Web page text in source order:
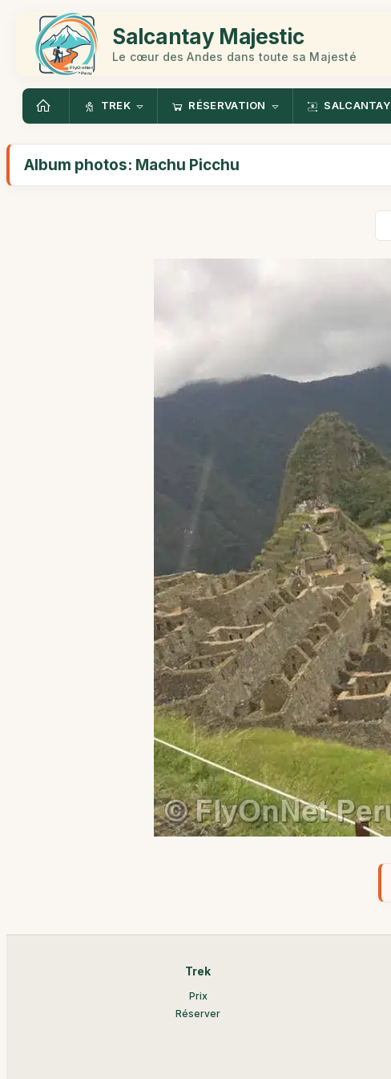
Salcantay Majestic
Le cœur des Andes dans toute sa Majesté
TREK RÉSERVATION SALCANTAY
Album photos: Machu Picchu
Trek
Prix
Réserver